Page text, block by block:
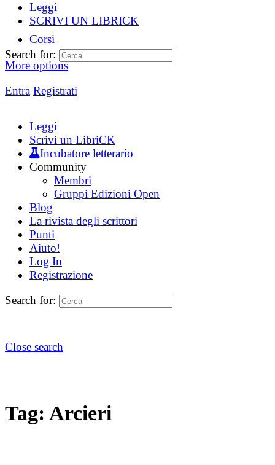
Leggi
SCRIVI UN LIBRICK
Corsi
More options
Entra Registrati
Search for:
Leggi
Scrivi un LibriCK
Incubatore letterario
Community
Membri
Gruppi Edizioni Open
Blog
La rivista degli scrittori
Punti
Aiuto!
Log In
Registrazione
Search for:
Close search
Tag: Arcieri